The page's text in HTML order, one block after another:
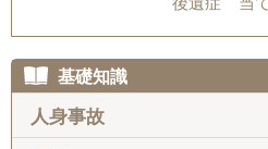
後遺症 当
基礎知識
人身事故